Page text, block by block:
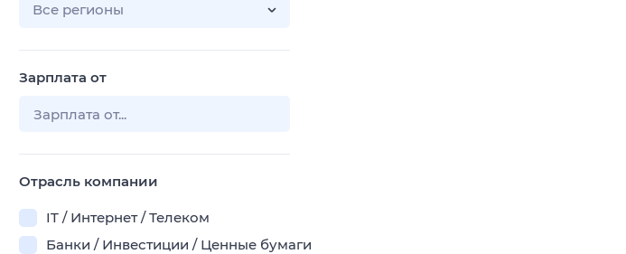
Все регионы
Зарплата от
Отрасль компании
IT / Интернет / Телеком
Банки / Инвестиции / Ценные бумаги